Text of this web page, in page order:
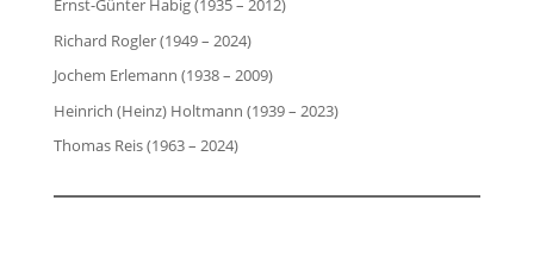
Ernst-Günter Habig (1935 – 2012)
Richard Rogler (1949 – 2024)
Jochem Erlemann (1938 – 2009)
Heinrich (Heinz) Holtmann (1939 – 2023)
Thomas Reis (1963 – 2024)